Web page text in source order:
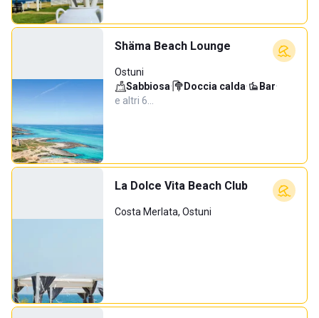
Shäma Beach Lounge
Ostuni
Sabbiosa· Doccia calda· Bar·
e altri 6…
La Dolce Vita Beach Club
Costa Merlata, Ostuni